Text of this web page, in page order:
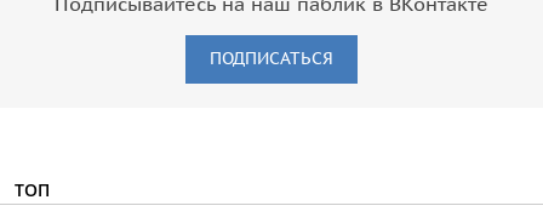
Подписывайтесь на наш паблик в ВКонтакте
ПОДПИСАТЬСЯ
ТОП